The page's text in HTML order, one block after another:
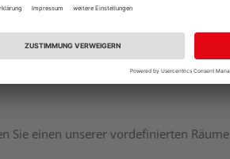
Sie einen unserer vordefinierten